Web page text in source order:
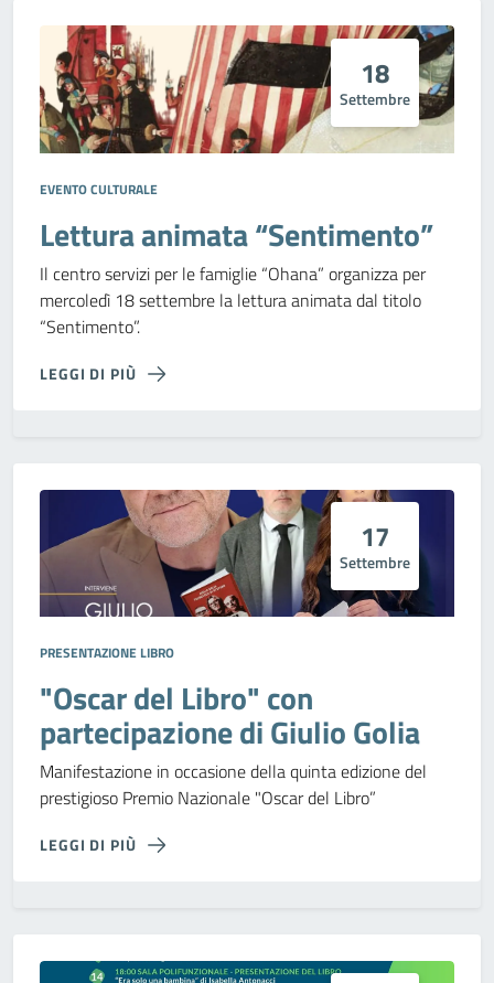
18
Settembre
EVENTO CULTURALE
Lettura animata “Sentimento”
Il centro servizi per le famiglie “Ohana” organizza per
mercoledì 18settembre la lettura animata dal titolo
“Sentimento”.
LEGGI DI PIÙ
17
Settembre
PRESENTAZIONE LIBRO
"Oscar del Libro" con
partecipazione di Giulio Golia
Manifestazione in occasione della quinta edizione del
prestigioso Premio Nazionale "Oscar del Libro”
LEGGI DI PIÙ